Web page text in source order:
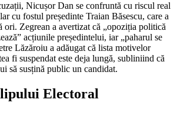
Nicușor Dan se confruntă cu riscul real
cu fostul președinte Traian Băsescu, care a
ori. Zegrean a avertizat că „opoziția politică
acțiunile președintelui, iar „paharul se
Lăzăroiu a adăugat că lista motivelor
fi suspendat este deja lungă, subliniind că
să susțină public un candidat.
Electoral